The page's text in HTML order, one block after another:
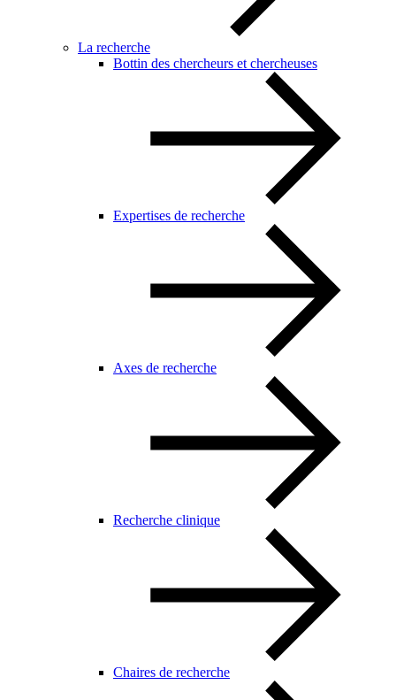
La recherche
Bottin des chercheurs et chercheuses
Expertises de recherche
Axes de recherche
Recherche clinique
Chaires de recherche